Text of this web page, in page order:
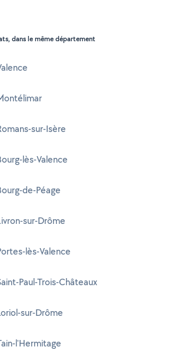
dans le même département
sur-Isère
lès-Valence
de-Péage
sur-Drôme
lès-Valence
Paul-Trois-Châteaux
sur-Drôme
l'Hermitage